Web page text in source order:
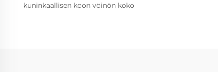
kuninkaallisen koon vöinön koko